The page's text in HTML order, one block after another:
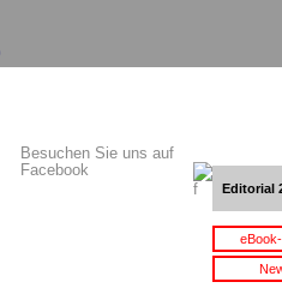
Besuchen Sie uns auf
Facebook
Editorial